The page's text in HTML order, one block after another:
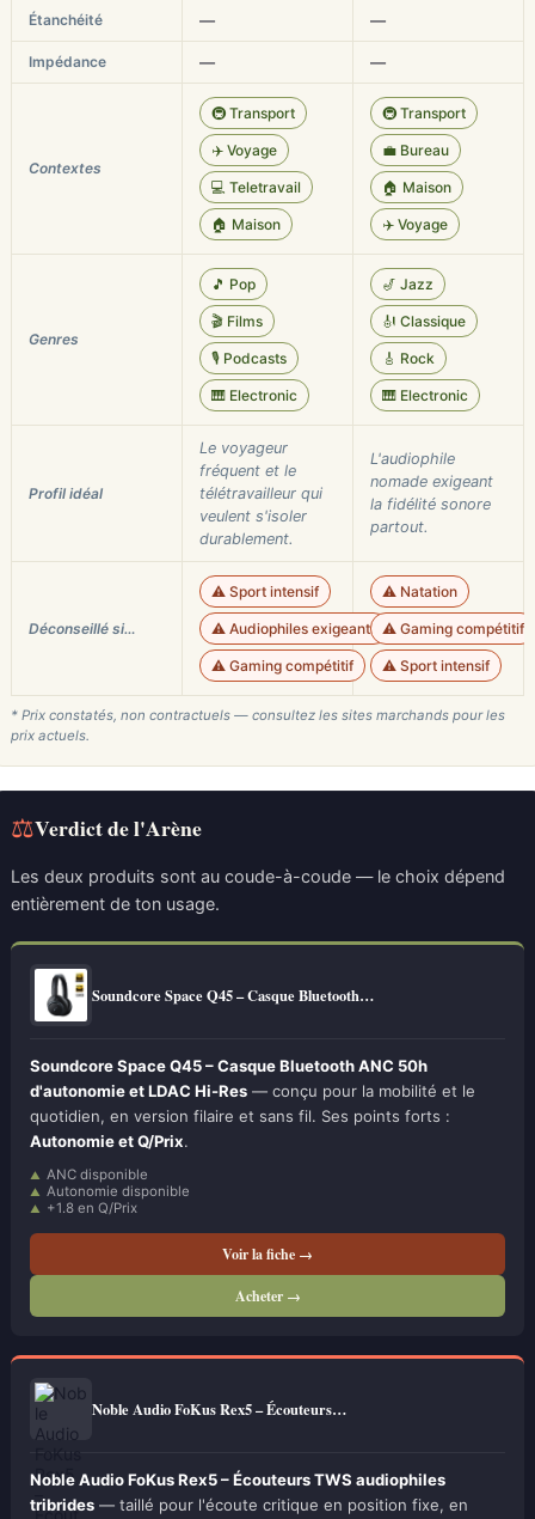
Étanchéité — —
Impédance — —
Contextes
🚇 Transport
✈️ Voyage
💻 Teletravail
🏠 Maison
🚇 Transport
💼 Bureau
🏠 Maison
✈️ Voyage
Genres
🎵 Pop
🎬 Films
🎙️ Podcasts
🎹 Electronic
🎷 Jazz
🎻 Classique
🎸 Rock
🎹 Electronic
Profil idéal
Le voyageur
fréquent et le
télétravailleur qui
veulent s'isoler
durablement.
L'audiophile
nomade exigeant
la fidélité sonore
partout.
Déconseillé si…
⚠️ Sport intensif
⚠️ Audiophiles exigeants
⚠️ Gaming compétitif
⚠️ Natation
⚠️ Gaming compétitif
⚠️ Sport intensif
* Prix constatés, non contractuels — consultez les sites marchands pour les
prix actuels.
⚖Verdict de l'Arène
Les deux produits sont au coude-à-coude — le choix dépend
entièrement de ton usage.
Soundcore Space Q45 – Casque Bluetooth…
Soundcore Space Q45 – Casque Bluetooth ANC 50h
d'autonomie et LDAC Hi-Res — conçu pour la mobilité et le
quotidien, en version filaire et sans fil. Ses points forts :
Autonomie et Q/Prix.
ANC disponible
Autonomie disponible
+1.8 en Q/Prix
Voir la fiche →
Acheter →
Noble Audio FoKus Rex5 – Écouteurs…
Noble Audio FoKus Rex5 – Écouteurs TWS audiophiles
tribrides — taillé pour l'écoute critique en position fixe, en